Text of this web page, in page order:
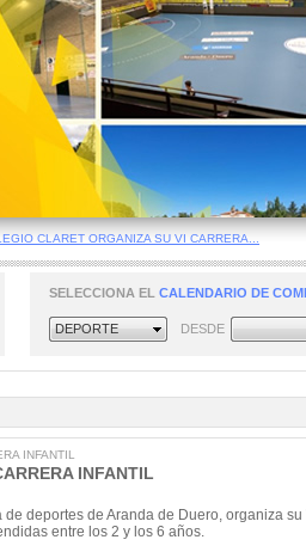
CLARET ORGANIZA SU VI CARRERA...
SELECCIONA EL CALENDARIO DE
DEPORTE DESDE
INFANTIL
INFANTIL
deportes de Aranda de Duero, organiza
entre los 2 y los 6 años.